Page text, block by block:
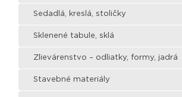
Sedadlá, kreslá, stoličky
Sklenené tabule, sklá
Zlievárenstvo – odliatky, formy, jadrá
Stavebné materiály